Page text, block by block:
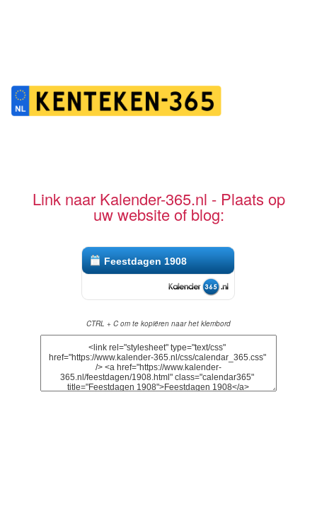
Link naar Kalender-365.nl - Plaats op
uw website of blog:
Feestdagen 1908
CTRL + C om te kopiëren naar het klembord